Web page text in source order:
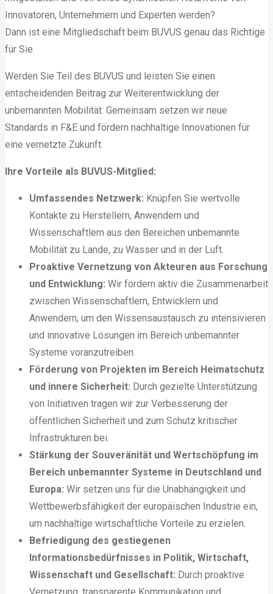
unerlässlich."
Innovatoren, Unternehmern und Experten werden?
Dann ist eine Mitgliedschaft beim BUVUS genau das Richtige
für Sie.
Werden Sie Teil des BUVUS und leisten Sie einen
entscheidenden Beitrag zur Weiterentwicklung der
unbemannten Mobilität. Gemeinsam setzen wir neue
Standards in F&E und fördern nachhaltige Innovationen für
eine vernetzte Zukunft.
Ihre Vorteile als BUVUS-Mitglied:
Umfassendes Netzwerk: Knüpfen Sie wertvolle
Kontakte zu Herstellern, Anwendern und
Wissenschaftlern aus den Bereichen unbemannte
Mobilität zu Lande, zu Wasser und in der Luft.
Proaktive Vernetzung von Akteuren aus Forschung
und Entwicklung: Wir fördern aktiv die Zusammenarbeit
zwischen Wissenschaftlern, Entwicklern und
Anwendern, um den Wissensaustausch zu intensivieren
und innovative Lösungen im Bereich unbemannter
Systeme voranzutreiben.
Förderung von Projekten im Bereich Heimatschutz
und innere Sicherheit: Durch gezielte Unterstützung
von Initiativen tragen wir zur Verbesserung der
öffentlichen Sicherheit und zum Schutz kritischer
Infrastrukturen bei.
Stärkung der Souveränität und Wertschöpfung im
Bereich unbemannter Systeme in Deutschland und
Europa: Wir setzen uns für die Unabhängigkeit und
Wettbewerbsfähigkeit der europäischen Industrie ein,
um nachhaltige wirtschaftliche Vorteile zu erzielen.
Befriedigung des gestiegenen
Informationsbedürfnisses in Politik, Wirtschaft,
Wissenschaft und Gesellschaft: Durch proaktive